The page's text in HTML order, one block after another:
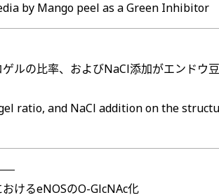
by Mango peel as a Green Inhibitor
ルの比率、およびNaCl添加がエンド
ratio, and NaCl addition on the
けるeNOSのO-GlcNAc化